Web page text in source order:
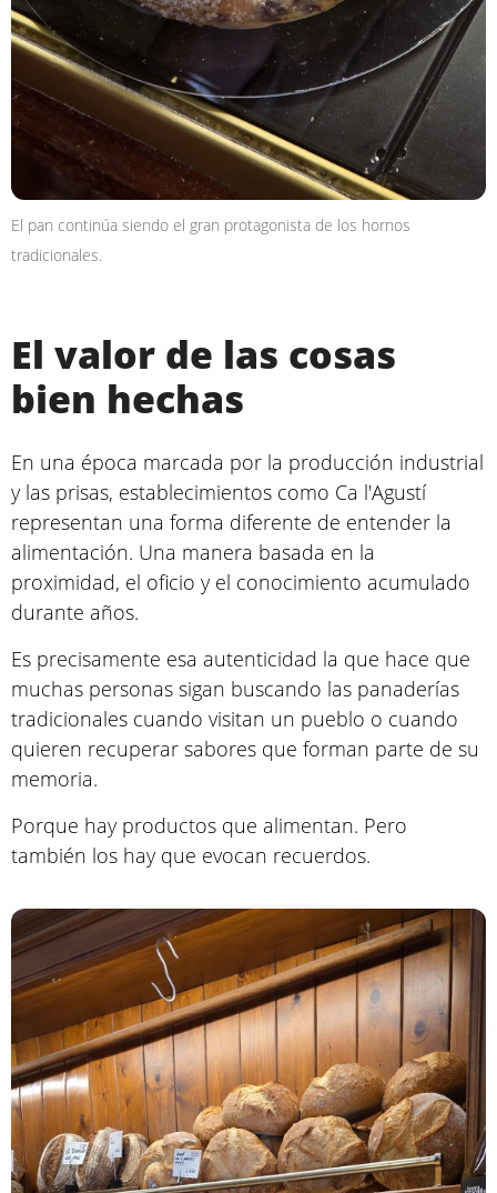
El pan continúa siendo el gran protagonista de los hornos
tradicionales.
El valor de las cosas
bien hechas
En una época marcada por la producción industrial
y las prisas, establecimientos como Ca l'Agustí
representan una forma diferente de entender la
alimentación. Una manera basada en la
proximidad, el oficio y el conocimiento acumulado
durante años.
Es precisamente esa autenticidad la que hace que
muchas personas sigan buscando las panaderías
tradicionales cuando visitan un pueblo o cuando
quieren recuperar sabores que forman parte de su
memoria.
Porque hay productos que alimentan. Pero
también los hay que evocan recuerdos.